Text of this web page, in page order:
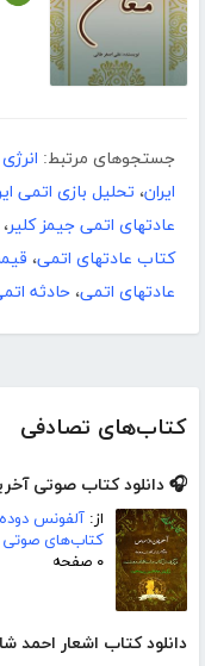
کتاب‌های تصادفی
🎧 دانلود کتاب صوتی
از: آلفونس دوده
کتاب‌های صوتی
۰ صفحه
دانلود کتاب اشعار احمد
جستجوهای مرتبط:
ایران، تحلیل بازی اتمی
عادتهای اتمی جیمز کلیر،
کتاب عادتهای اتمی،
عادتهای اتمی، حادثه